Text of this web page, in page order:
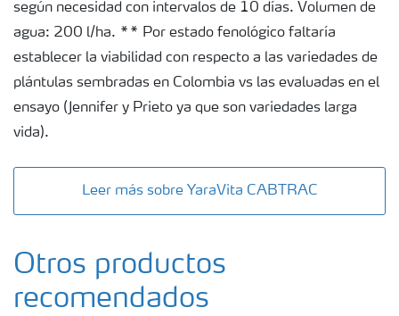
según necesidad con intervalos de 10 días. Volumen de
agua: 200 l/ha. ** Por estado fenológico faltaría
establecer la viabilidad con respecto a las variedades de
plántulas sembradas en Colombia vs las evaluadas en el
ensayo (Jennifer y Prieto ya que son variedades larga
vida).
Leer más sobre YaraVita CABTRAC
Otros productos
recomendados